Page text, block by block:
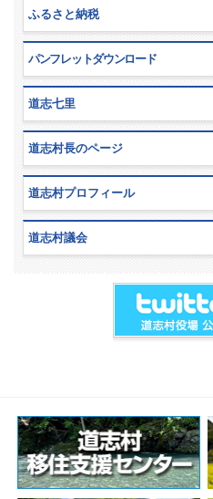
ふるさと納税
パンフレットダウンロード
道志七里
道志村長のページ
道志村プロフィール
道志村議会